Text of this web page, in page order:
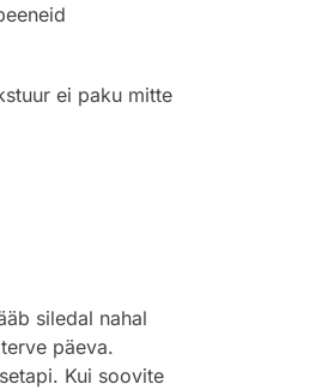
ei paku mitte
siledal nahal
päeva.
Kui soovite